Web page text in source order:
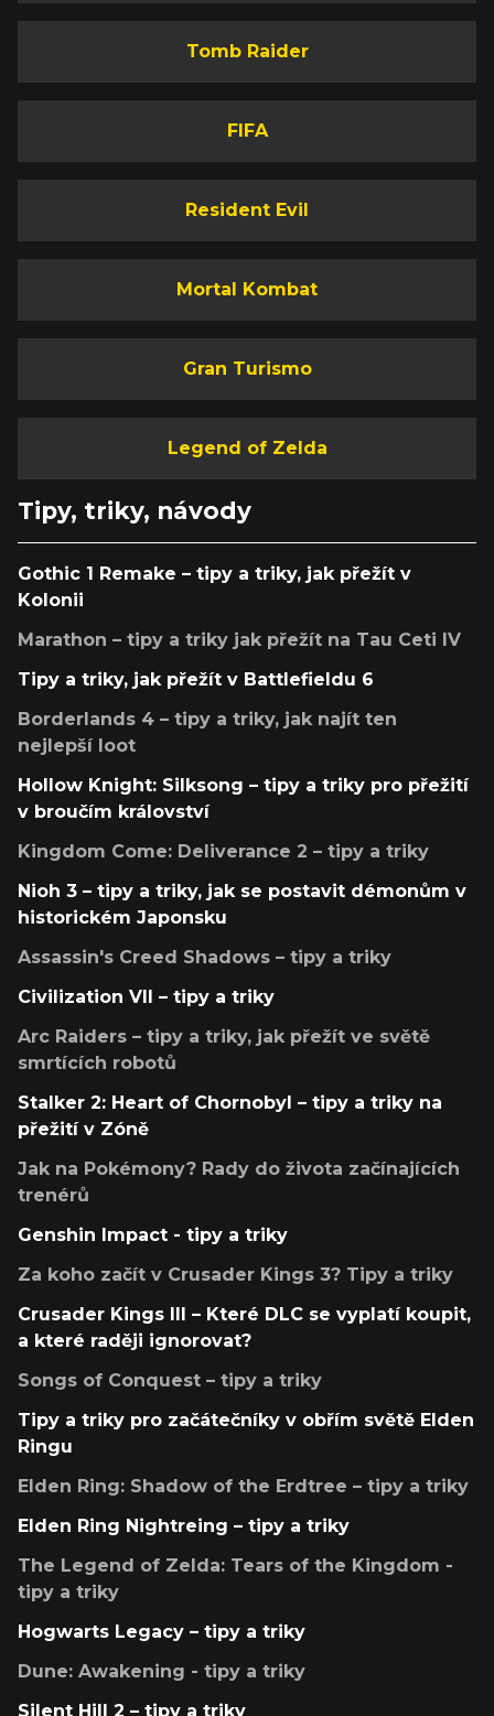
Tomb Raider
FIFA
Resident Evil
Mortal Kombat
Gran Turismo
Legend of Zelda
Tipy, triky, návody
Gothic 1 Remake – tipy a triky, jak přežít v
Kolonii
Marathon – tipy a triky jak přežít na Tau Ceti IV
Tipy a triky, jak přežít v Battlefieldu 6
Borderlands 4 – tipy a triky, jak najít ten
nejlepší loot
Hollow Knight: Silksong – tipy a triky pro přežití
v broučím království
Kingdom Come: Deliverance 2 – tipy a triky
Nioh 3 – tipy a triky, jak se postavit démonům v
historickém Japonsku
Assassin's Creed Shadows – tipy a triky
Civilization VII – tipy a triky
Arc Raiders – tipy a triky, jak přežít ve světě
smrtících robotů
Stalker 2: Heart of Chornobyl – tipy a triky na
přežití v Zóně
Jak na Pokémony? Rady do života začínajících
trenérů
Genshin Impact - tipy a triky
Za koho začít v Crusader Kings 3? Tipy a triky
Crusader Kings III – Které DLC se vyplatí koupit,
a které raději ignorovat?
Songs of Conquest – tipy a triky
Tipy a triky pro začátečníky v obřím světě Elden
Ringu
Elden Ring: Shadow of the Erdtree – tipy a triky
Elden Ring Nightreing – tipy a triky
The Legend of Zelda: Tears of the Kingdom -
tipy a triky
Hogwarts Legacy – tipy a triky
Dune: Awakening - tipy a triky
Silent Hill 2 – tipy a triky